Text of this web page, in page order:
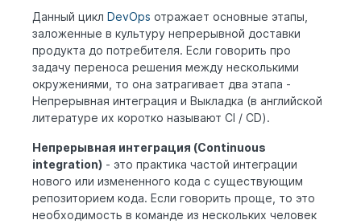
Данный цикл DevOps отражает основные этапы,
заложенные в культуру непрерывной доставки
продукта до потребителя. Если говорить про
задачу переноса решения между несколькими
окружениями, то она затрагивает два этапа -
Непрерывная интеграция и Выкладка (в английской
литературе их коротко называют CI / CD).
Непрерывная интеграция (Continuous
integration) - это практика частой интеграции
нового или измененного кода с существующим
репозиторием кода. Если говорить проще, то это
необходимость в команде из нескольких человек